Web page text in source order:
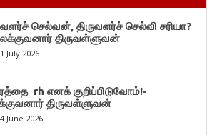
செல்வன், திருவளர்ச் செல்வி சரியா?
திருவள்ளுவன்
July 2026
rh எனக் குறிப்பிடுவோம்!-
திருவள்ளுவன்
June 2026